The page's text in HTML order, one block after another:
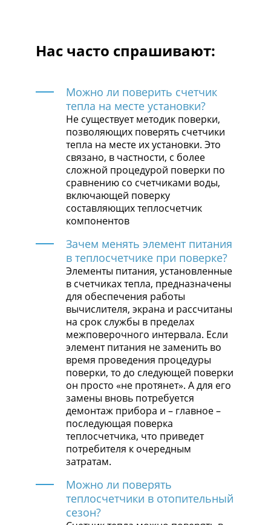
Нас часто спрашивают:
Можно ли поверить счетчик
тепла на месте установки?
Не существует методик поверки,
позволяющих поверять счетчики
тепла на месте их установки. Это
связано, в частности, с более
сложной процедурой поверки по
сравнению со счетчиками воды,
включающей поверку
составляющих теплосчетчик
компонентов
Зачем менять элемент питания
в теплосчетчике при поверке?
Элементы питания, установленные
в счетчиках тепла, предназначены
для обеспечения работы
вычислителя, экрана и рассчитаны
на срок службы в пределах
межповерочного интервала. Если
элемент питания не заменить во
время проведения процедуры
поверки, то до следующей поверки
он просто «не протянет». А для его
замены вновь потребуется
демонтаж прибора и – главное –
последующая поверка
теплосчетчика, что приведет
потребителя к очередным
затратам.
Можно ли поверять
теплосчетчики в отопительный
сезон?